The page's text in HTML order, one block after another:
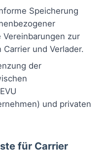
Speicherung
zur
und Verlader.
der
und privaten
für Carrier